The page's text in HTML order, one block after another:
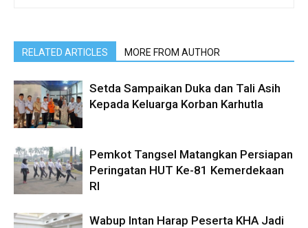
RELATED ARTICLES MORE FROM AUTHOR
Setda Sampaikan Duka dan Tali Asih
Kepada Keluarga Korban Karhutla
Pemkot Tangsel Matangkan Persiapan
Peringatan HUT Ke-81 Kemerdekaan
RI
Wabup Intan Harap Peserta KHA Jadi